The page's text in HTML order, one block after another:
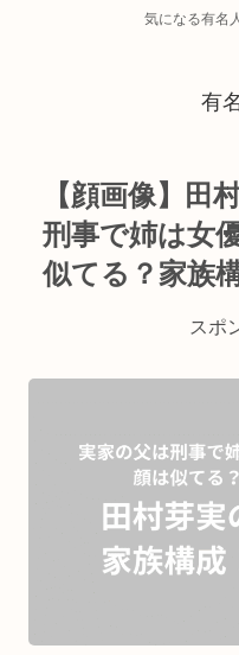
気になる有名
有
【顔画像】田
刑事で姉は女
似てる？家族
スポ